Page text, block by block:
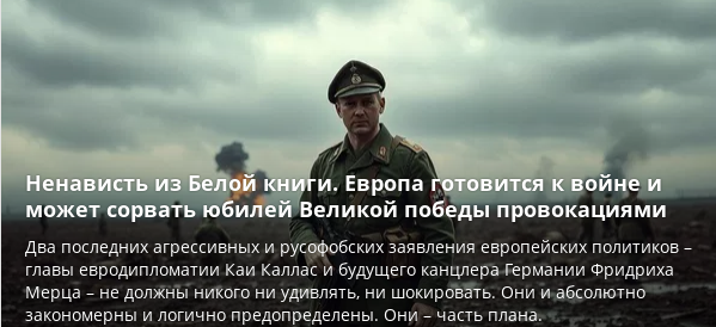
Ненависть из Белой книги. Европа готовится к войне и
может сорвать юбилей Великой победы провокациями
Два последних агрессивных и русофобских заявления европейских политиков –
главы евродипломатии Каи Каллас и будущего канцлера Германии Фридриха
Мерца – не должны никого ни удивлять, ни шокировать. Они и абсолютно
закономерны и логично предопределены. Они – часть плана.